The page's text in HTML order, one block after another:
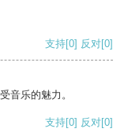
支持[0] 反对[0]
音乐的魅力。
支持[0] 反对[0]